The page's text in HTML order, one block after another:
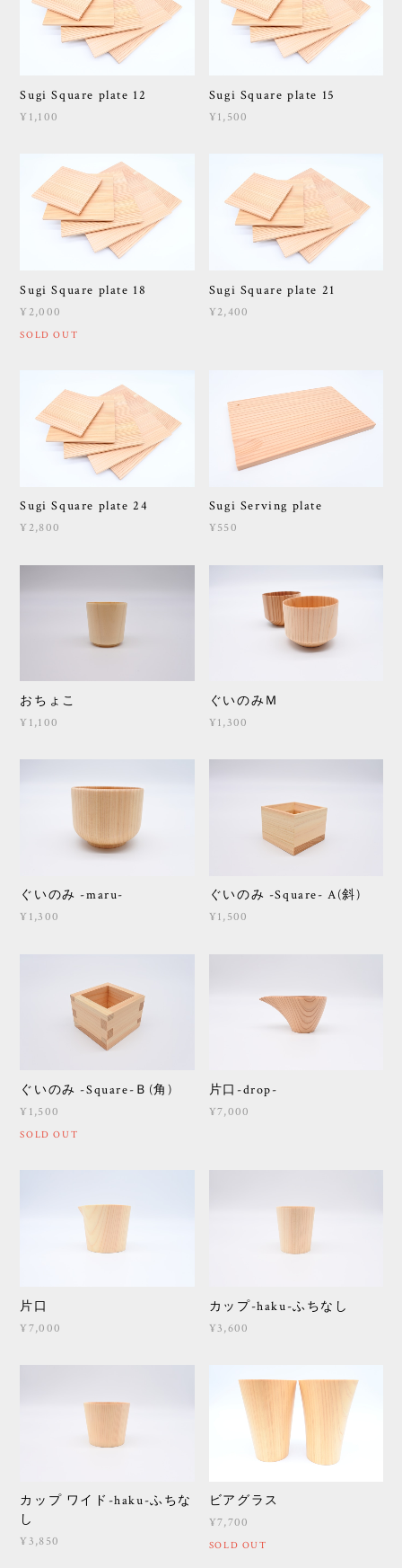
Sugi Square plate 12
¥1,100
Sugi Square plate 15
¥1,500
Sugi Square plate 18
¥2,000
SOLD OUT
Sugi Square plate 21
¥2,400
Sugi Square plate 24
¥2,800
Sugi Serving plate
¥550
おちょこ
¥1,100
ぐいのみＭ
¥1,300
ぐいのみ -maru-
¥1,300
ぐいのみ -Square- A(斜)
¥1,500
ぐいのみ -Square-Ｂ(角)
¥1,500
SOLD OUT
片口-drop-
¥7,000
片口
¥7,000
カップ-haku-ふちなし
¥3,600
カップ ワイド-haku-ふちな
し
¥3,850
ビアグラス
¥7,700
SOLD OUT